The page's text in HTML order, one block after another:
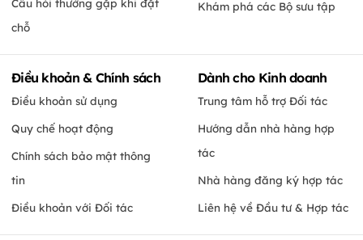
Câu hỏi thường gặp khi đặt
chỗ
Khám phá các Bộ sưu tập
Điều khoản & Chính sách
Điều khoản sử dụng
Quy chế hoạt động
Chính sách bảo mật thông
tin
Điều khoản với Đối tác
Dành cho Kinh doanh
Trung tâm hỗ trợ Đối tác
Hướng dẫn nhà hàng hợp
tác
Nhà hàng đăng ký hợp tác
Liên hệ về Đầu tư & Hợp tác